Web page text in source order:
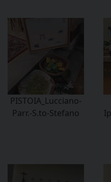
PISTOIA_Lucciano-
Parr.-S.to-Stefano